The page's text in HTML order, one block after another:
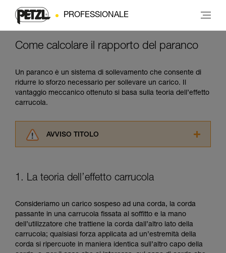
PROFESSIONALE
Come calcolare il rapporto del paranco
Un paranco è un sistema di sollevamento che consente di
ridurre lo sforzo necessario per sollevare un carico. Il
vantaggio meccanico ottenuto si basa sulla teoria dell’effetto
carrucola.
AVVISO TITOLO
consultarlo. Dovete aver compreso le
La padronanza di queste tecniche richiede una
formazione ed un addestramento specifico.
Verificate con un professionista la vostra
capacità di rifare la manovra, da soli, in piena
sicurezza, prima di riprodurla autonomamente.
1. La teoria dell’effetto carrucola
Consideriamo un carico sospeso ad una corda, la corda
passante in una carrucola fissata al soffitto e la mano
dell’utilizzatore che trattiene la corda dall’altro lato della
carrucola; qualsiasi forza applicata ad un’estremità della
corda si ripercuote in maniera identica sull’altro capo della